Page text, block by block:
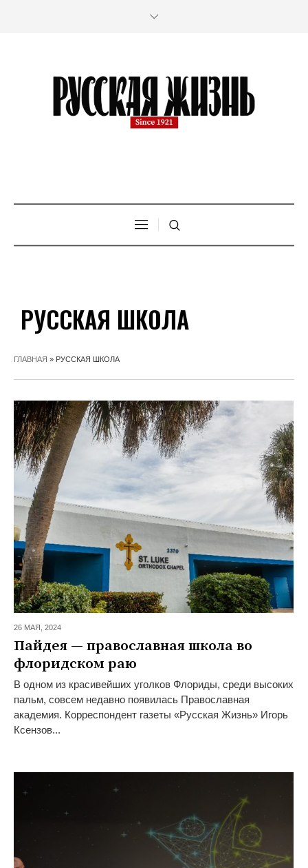
РУССКАЯ ШКОЛА
ГЛАВНАЯ » РУССКАЯ ШКОЛА
26 МАЯ, 2024
Пайдея — православная школа во
флоридском раю
В одном из красивейших уголков Флориды, среди высоких
пальм, совсем недавно появилась Православная
академия. Корреспондент газеты «Русская Жизнь» Игорь
Ксензов...